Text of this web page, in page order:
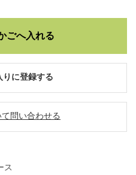
りに登録する
問い合わせる
ス